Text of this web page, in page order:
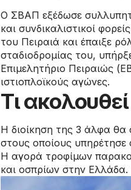
Ο ΣΒΑΠ εξέδωσε
και συνδικαλιστικοί
του Πειραιά και έπαιξε
σταδιοδρομίας του,
Επιμελητήριο Πειραιώς
ιστιοπλοϊκούς αγώνες.
Τι
Η διοίκηση της 3 άλφα θα
στους οποίους υπηρέτησε
Η αγορά τροφίμων
και οσπρίων στην Ελλάδα.